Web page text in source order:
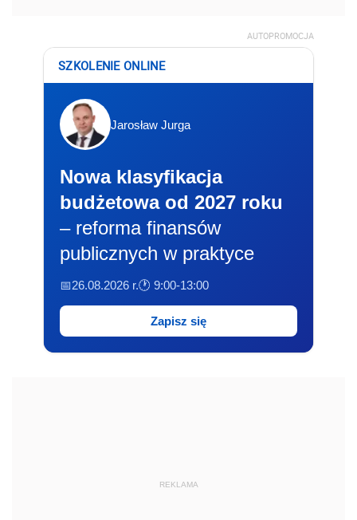
AUTOPROMOCJA
SZKOLENIE ONLINE
Jarosław Jurga
Nowa klasyfikacja
budżetowa od 2027 roku
– reforma finansów
publicznych w praktyce
📅26.08.2026 r.🕐 9:00-13:00
Zapisz się
REKLAMA